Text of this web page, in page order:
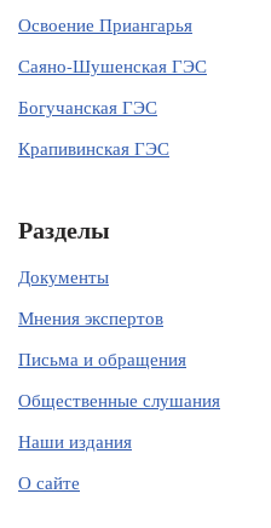
Освоение Приангарья
Саяно-Шушенская ГЭС
Богучанская ГЭС
Крапивинская ГЭС
Разделы
Документы
Мнения экспертов
Письма и обращения
Общественные слушания
Наши издания
О сайте